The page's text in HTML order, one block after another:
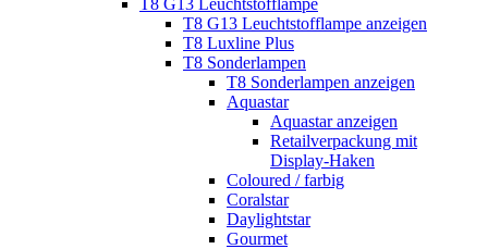
T8 G13 Leuchtstofflampe anzeigen
T8 Luxline Plus
T8 Sonderlampen
T8 Sonderlampen anzeigen
Aquastar
Aquastar anzeigen
Retailverpackung mit
Display-Haken
Coloured / farbig
Coralstar
Daylightstar
Gourmet